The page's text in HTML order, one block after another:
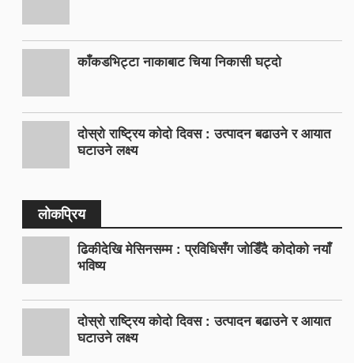
काँकडभिट्टा नाकाबाट चिया निकासी घट्दो
दोस्रो राष्ट्रिय कोदो दिवस : उत्पादन बढाउने र आयात
घटाउने लक्ष्य
लोकप्रिय
ढिकीदेखि मेसिनसम्म : प्रविधिसँग जोडिँदै कोदोको नयाँ
भविष्य
दोस्रो राष्ट्रिय कोदो दिवस : उत्पादन बढाउने र आयात
घटाउने लक्ष्य